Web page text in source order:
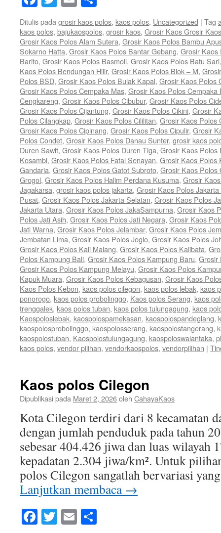
Ditulis padagrosir kaos polos, kaos polos, Uncategorized | Tag
kaos polos, bajukaospolos, grosir kaos, Grosir Kaos Grosir
Grosir Kaos Polos Alam Sutera, Grosir Kaos Polos Bambu
Sokarno Hatta, Grosir Kaos Polos Bantar Gebang, Grosir Kaos
Barito, Grosir Kaos Polos Basmoll, Grosir Kaos Polos Batu Sari
Kaos Polos Bendungan Hilir, Grosir Kaos Polos Blok – M,
Polos BSD, Grosir Kaos Polos Bulak Kapal, Grosir Kaos Polos
Grosir Kaos Polos Cempaka Mas, Grosir Kaos Polos Cempaka
Cengkareng, Grosir Kaos Polos Cibubur, Grosir Kaos Polos
Grosir Kaos Polos Cijantung, Grosir Kaos Polos Cikini, Grosir
Polos Cilangkap, Grosir Kaos Polos Cililitan, Grosir Kaos Polos
Grosir Kaos Polos Cipinang, Grosir Kaos Polos Cipulir, Grosir
Polos Condet, Grosir Kaos Polos Danau Sunter, grosir kaos
Duren Sawit, Grosir Kaos Polos Duren Tiga, Grosir Kaos Polos
Kosambi, Grosir Kaos Polos Fatal Senayan, Grosir Kaos Polos
Gandaria, Grosir Kaos Polos Gatot Subroto, Grosir Kaos Polos
Grogol, Grosir Kaos Polos Halim Perdana Kusuma, Grosir
Jagakarsa, grosir kaos polos jakarta, Grosir Kaos Polos
Pusat, Grosir Kaos Polos Jakarta Selatan, Grosir Kaos Polos
Jakarta Utara, Grosir Kaos Polos JakaSampurna, Grosir Kaos
Polos Jati Asih, Grosir Kaos Polos Jati Negara, Grosir Kaos
Jati Warna, Grosir Kaos Polos Jelambar, Grosir Kaos Polos
Jembatan Lima, Grosir Kaos Polos Joglo, Grosir Kaos Polos
Grosir Kaos Polos Kali Malang, Grosir Kaos Polos Kalibata,
Polos Kampung Bali, Grosir Kaos Polos Kampung Baru, Grosir
Grosir Kaos Polos Kampung Melayu, Grosir Kaos Polos
Kapuk Muara, Grosir Kaos Polos Kebagusan, Grosir Kaos
Kaos Polos Kebon, kaos polos cilegon, kaos polos lebak, kaos
ponorogo, kaos polos probolinggo, Kaos polos Serang, kaos
trenggalek, kaos polos tuban, kaos polos tulungagung, kaos
Kaospoloslebak, kaospolospamekasan, kaospolospandeglang,
kaospolosprobolinggo, kaospolosserang, kaospolostangerang,
kaospolostuban, Kaospolostulungagung, kaospoloswalantaka,
kaos polos, vendor pilihan, vendorkaospolos, vendorpilihan |
Kaos polos Cilegon
Dipublikasi pada Maret 2, 2026oleh CahayaKaos
Kota Cilegon terdiri dari 8 kecamatan
dengan jumlah penduduk pada tahun
sebesar 404.426 jiwa dan luas wilayah
kepadatan 2.304 jiwa/km². Untuk
polos Cilegon sangatlah bervariasi
Lanjutkan membaca →
Facebook
Twitter
Email